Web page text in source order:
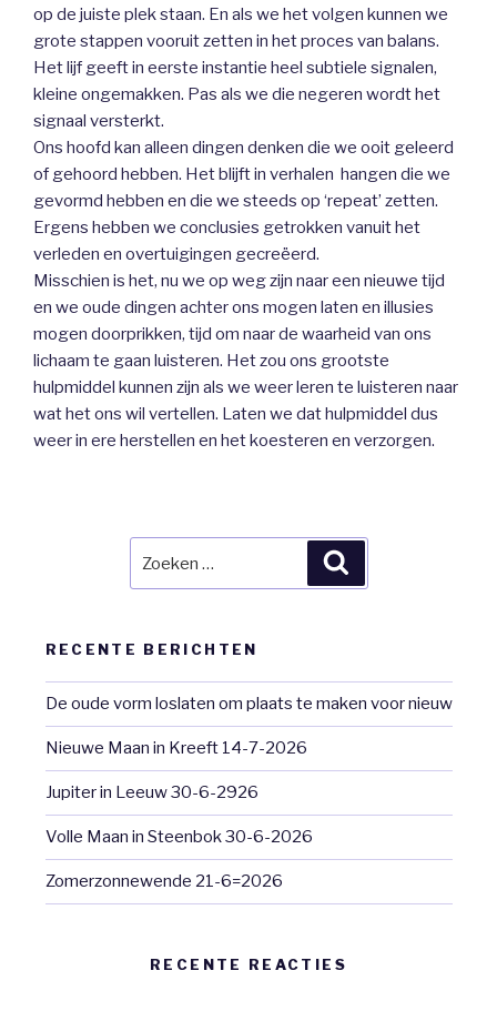
op de juiste plek staan. En als we het volgen kunnen we
grote stappen vooruit zetten in het proces van balans.
Het lijf geeft in eerste instantie heel subtiele signalen,
kleine ongemakken. Pas als we die negeren wordt het
signaal versterkt.
Ons hoofd kan alleen dingen denken die we ooit geleerd
of gehoord hebben. Het blijft in verhalen hangen die we
gevormd hebben en die we steeds op ‘repeat’ zetten.
Ergens hebben we conclusies getrokken vanuit het
verleden en overtuigingen gecreëerd.
Misschien is het, nu we op weg zijn naar een nieuwe tijd
en we oude dingen achter ons mogen laten en illusies
mogen doorprikken, tijd om naar de waarheid van ons
lichaam te gaan luisteren. Het zou ons grootste
hulpmiddel kunnen zijn als we weer leren te luisteren naar
wat het ons wil vertellen. Laten we dat hulpmiddel dus
weer in ere herstellen en het koesteren en verzorgen.
naar:
RECENTE BERICHTEN
De oude vorm loslaten om plaats te maken voor nieuw
Nieuwe Maan in Kreeft 14-7-2026
Jupiter in Leeuw 30-6-2926
Volle Maan in Steenbok 30-6-2026
Zomerzonnewende 21-6=2026
RECENTE REACTIES